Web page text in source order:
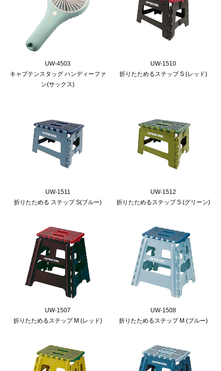
UW-4503
キャプテンスタッグ ハンディーファ
ン(サックス)
UW-1510
折りたためるステップ S (レッド)
UW-1511
折りたためる ステップ S(ブルー)
UW-1512
折りたためるステップ S (グリーン)
UW-1507
折りたためるステップ M (レッド)
UW-1508
折りたためるステップ M (ブルー)